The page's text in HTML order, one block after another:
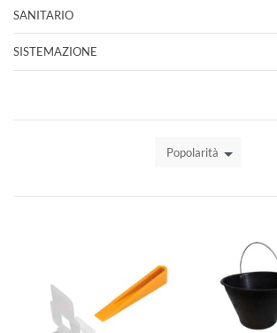
Popolarità
SANITARIO
SISTEMAZIONE